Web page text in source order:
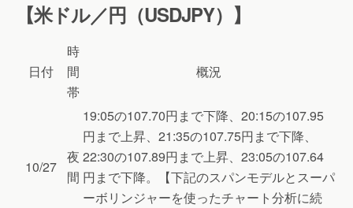
【米ドル／円（USDJPY）】
日付
時
間
帯
概況
10/27
夜
間
19:05の107.70円まで下降、20:15の107.95
円まで上昇、21:35の107.75円まで下降、
22:30の107.89円まで上昇、23:05の107.64
円まで下降。【下記のスパンモデルとスーパ
ーボリンジャーを使ったチャート分析に続